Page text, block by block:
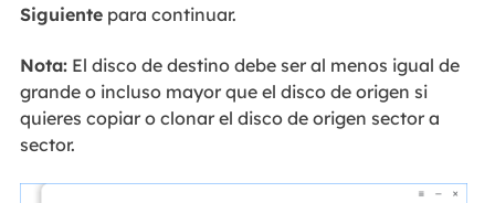
Siguientepara continuar.
Nota:El disco de destino debe ser al menos igual de
grande o incluso mayor que el disco de origen si
quieres copiar o clonar el disco de origen sector a
sector.